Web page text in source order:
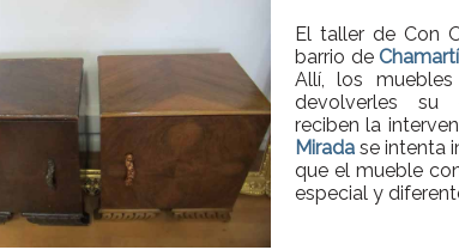
El taller de Con
barrio de
Allí, los
devolverles su
reciben la
Mirada se intenta
que el mueble
especial y